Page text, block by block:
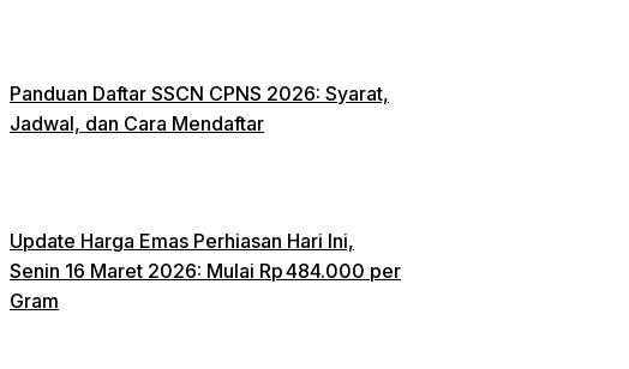
Panduan Daftar SSCN CPNS 2026: Syarat,
Jadwal, dan Cara Mendaftar
Update Harga Emas Perhiasan Hari Ini,
Senin 16 Maret 2026: Mulai Rp 484.000 per
Gram